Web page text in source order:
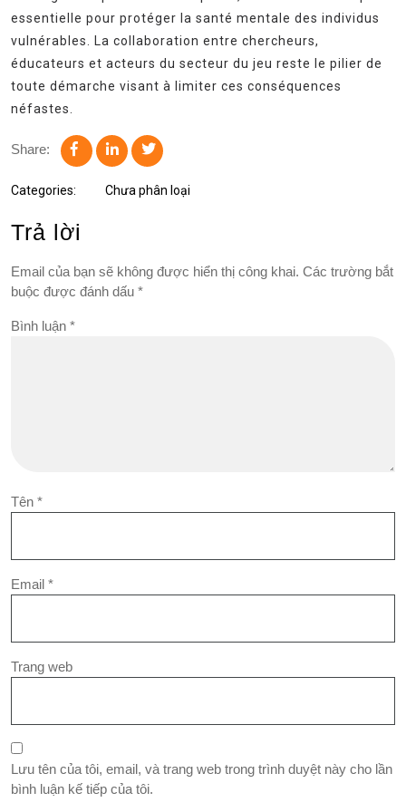
essentielle pour protéger la santé mentale des individus
vulnérables. La collaboration entre chercheurs,
éducateurs et acteurs du secteur du jeu reste le pilier de
toute démarche visant à limiter ces conséquences
néfastes.
Share:
Categories: Chưa phân loại
Trả lời
Email của bạn sẽ không được hiển thị công khai. Các trường bắt
buộc được đánh dấu *
Bình luận *
Tên *
Email *
Trang web
Lưu tên của tôi, email, và trang web trong trình duyệt này cho lần
bình luận kế tiếp của tôi.